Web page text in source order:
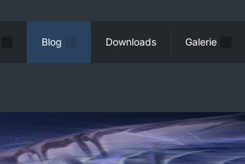
Blog Downloads Galerie